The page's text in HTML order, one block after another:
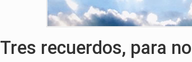
Tres recuerdos, para